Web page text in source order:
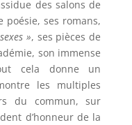
des salons de
poésie, ses romans,
», ses pièces de
son immense
cela donne un
les multiples
du commun, sur
d’honneur de la